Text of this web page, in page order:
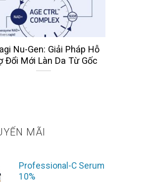
Nu-Gen: Giải Pháp Hỗ
Đổi Mới Làn Da Từ Gốc
MÃI
Professional-C Serum
10%